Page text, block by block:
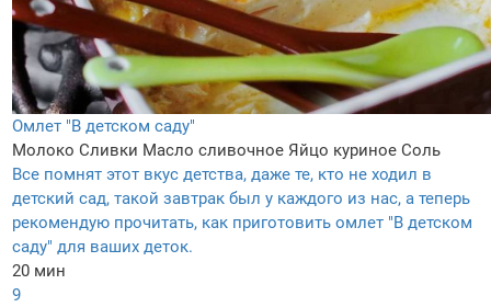
Омлет "В детском саду"
Молоко Сливки Масло сливочное Яйцо куриное Соль
Все помнят этот вкус детства, даже те, кто не ходил в
детский сад, такой завтрак был у каждого из нас, а теперь
рекомендую прочитать, как приготовить омлет "В детском
саду" для ваших деток.
20 мин
9